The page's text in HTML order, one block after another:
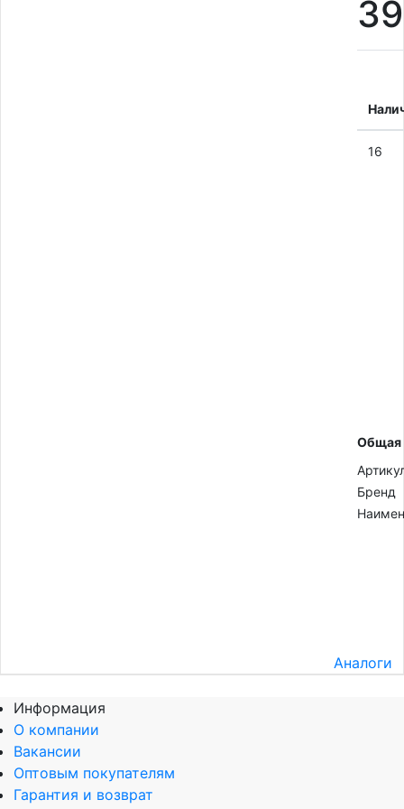
16
Общая
Бренд
Аналоги
Информация
О компании
Вакансии
Оптовым покупателям
Гарантия и возврат